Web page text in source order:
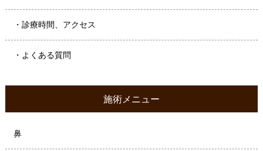
・診療時間、アクセス
・よくある質問
施術メニュー
鼻